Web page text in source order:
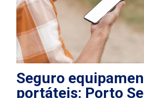
Seguro
portáteis: Porto